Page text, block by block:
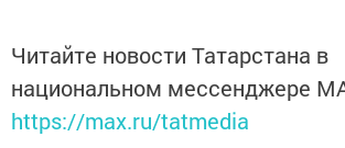
Читайте новости Татарстана в
национальном мессенджере
https://max.ru/tatmedia